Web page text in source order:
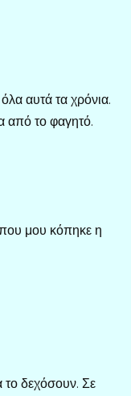
αυτά τα χρόνια.
από το φαγητό.
μου κόπηκε η
το δεχόσουν. Σε